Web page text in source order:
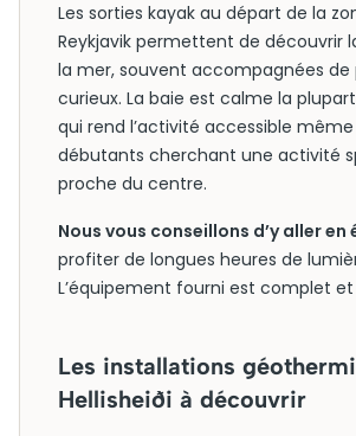
Les sorties kayak au départ de la
Reykjavik permettent de découvrir
la mer, souvent accompagnées de
curieux. La baie est calme la
qui rend l’activité accessible
débutants cherchant une activité
proche du centre.
Nous vous conseillons d’y aller en
profiter de longues heures de
L’équipement fourni est complet
Les installations
Hellisheiði à découvrir